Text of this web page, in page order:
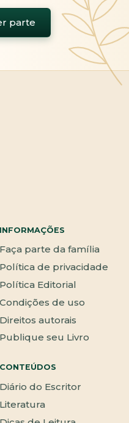
parte
INFORMAÇÕES
Faça parte da família
Política de privacidade
Política Editorial
Condições de uso
Direitos autorais
Publique seu Livro
CONTEÚDOS
Diário do Escritor
Literatura